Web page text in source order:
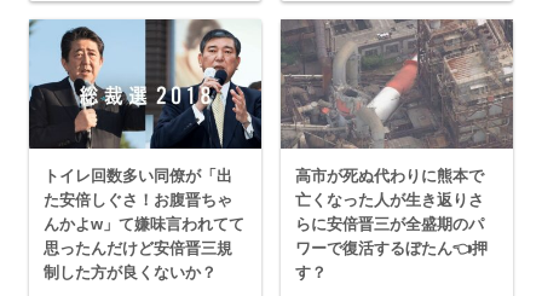
トイレ回数多い同僚が「出
た安倍しぐさ！お腹晋ちゃ
んかよw」て嫌味言われてて
思ったんだけど安倍晋三規
制した方が良くないか？
高市が死ぬ代わりに熊本で
亡くなった人が生き返りさ
らに安倍晋三が全盛期のパ
ワーで復活するぼたん👈押
す？